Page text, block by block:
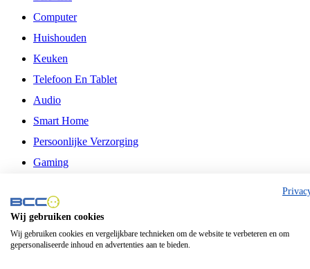
Computer
Huishouden
Keuken
Telefoon En Tablet
Audio
Smart Home
Persoonlijke Verzorging
Gaming
Philips
Schermgrootte 24 Inch
Wij gebruiken cookies
Wij gebruiken cookies en vergelijkbare technieken om de website te verbeteren en om
gepersonaliseerde inhoud en advertenties aan te bieden.